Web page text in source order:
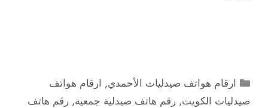
التصنيفات
ارقام هواتف صيدليات الأحمدي, ارقام هواتف
صيدليات الكويت, رقم هاتف صيدلية جمعية, رقم هاتف